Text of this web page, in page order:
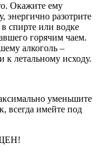
Окажите ему
разотрите
спирте или водке
горячим чаем.
алкоголь –
к летальному исходу.
уменьшите
всегда имейте под